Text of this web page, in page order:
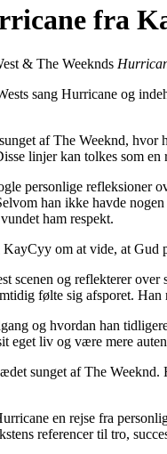
fra
& The Weeknds
sang Hurricane og
af The Weeknd,
linjer kan tolkes som
personlige refleksioner
han ikke havde
ham respekt.
om at vide, at Gud
scenen og reflekterer
følte sig afsporet.
og hvordan han
eget liv og være mere
sunget af The
en rejse fra
referencer til tro,